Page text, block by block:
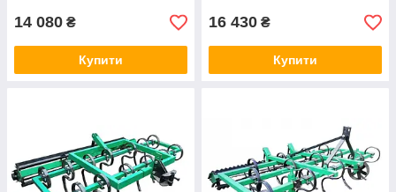
14 080 ₴
Купити
16 430 ₴
Купити